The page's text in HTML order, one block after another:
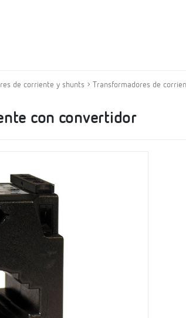
de corriente y shunts Transformadores de
con convertidor